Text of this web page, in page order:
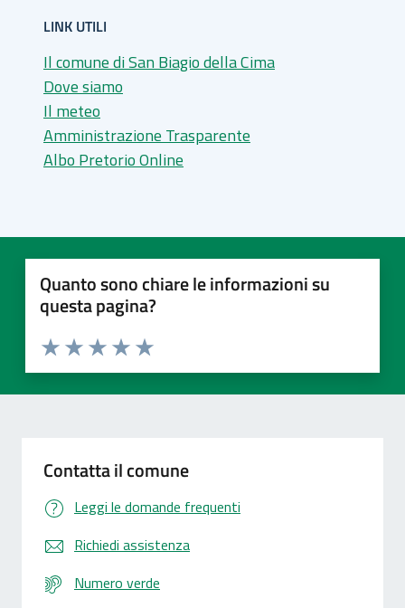
LINK UTILI
Il comune di San Biagio della Cima
Dove siamo
Il meteo
Amministrazione Trasparente
Albo Pretorio Online
Quanto sono chiare le informazioni su
questa pagina?
Valuta 5 stelle su 5
Valuta 4 stelle su 5
Valuta 3 stelle su 5
Valuta 2 stelle su 5
Valuta 1 stelle su 5
Contatta il comune
Leggi le domande frequenti
Richiedi assistenza
Numero verde